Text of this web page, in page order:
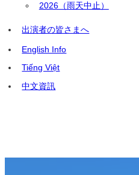
2026（雨天中止）
出演者の皆さまへ
English Info
Tiếng Việt
中文資訊